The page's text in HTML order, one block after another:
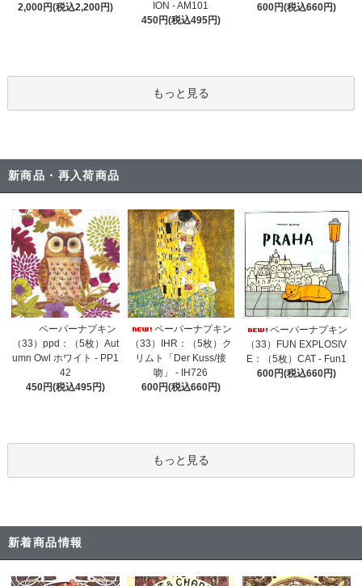
2,000円(税込2,200円)
ION - AM101
450円(税込495円)
600円(税込660円)
もっと見る
新商品・再入荷商品
ペーパーナプキン
（33）ppd：（5枚）Aut
umn Owl ホワイト - PP1
42
450円(税込495円)
ペーパーナプキン
（33）IHR：（5枚）ク
リムト「Der Kuss/接
吻」 - IH726
600円(税込660円)
ペーパーナプキン
（33）FUN EXPLOSIV
E：（5枚）CAT - Fun1
600円(税込660円)
もっと見る
新着商品情報